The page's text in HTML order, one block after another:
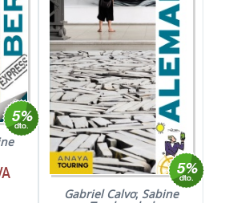
Gabriel Calvo; Sabine